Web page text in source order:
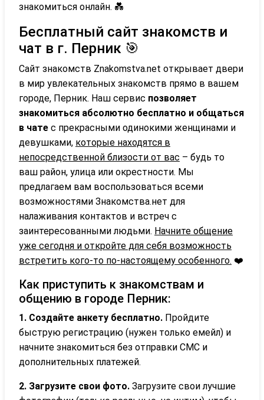
знакомиться онлайн. 💑
Бесплатный сайт знакомств и
чат в г. Перник 🎯
Сайт знакомств Znakomstva.net открывает двери
в мир увлекательных знакомств прямо в вашем
городе, Перник. Наш сервис позволяет
знакомиться абсолютно бесплатно и общаться
в чате с прекрасными одинокими женщинами и
девушками, которые находятся в
непосредственной близости от вас – будь то
ваш район, улица или окрестности. Мы
предлагаем вам воспользоваться всеми
возможностями Знакомства.нет для
налаживания контактов и встреч с
заинтересованными людьми. Начните общение
уже сегодня и откройте для себя возможность
встретить кого-то по-настоящему особенного. ❤️
Как приступить к знакомствам и
общению в городе Перник:
1. Создайте анкету бесплатно. Пройдите
быструю регистрацию (нужен только емейл) и
начните знакомиться без отправки СМС и
дополнительных платежей.
2. Загрузите свои фото. Загрузите свои лучшие